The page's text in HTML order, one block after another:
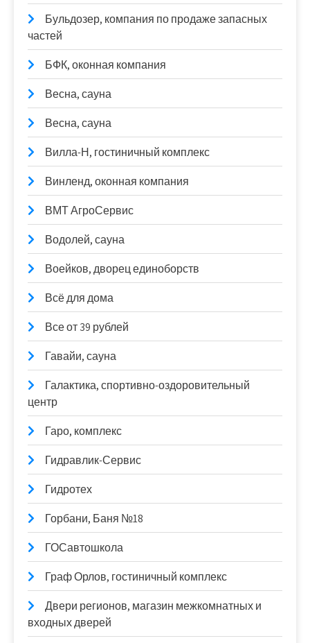
Бульдозер, компания по продаже запасных
частей
БФК, оконная компания
Весна, сауна
Весна, сауна
Вилла-Н, гостиничный комплекс
Винленд, оконная компания
ВМТ АгроСервис
Водолей, сауна
Воейков, дворец единоборств
Всё для дома
Все от 39 рублей
Гавайи, сауна
Галактика, спортивно-оздоровительный
центр
Гаро, комплекс
Гидравлик-Сервис
Гидротех
Горбани, Баня №18
ГОСавтошкола
Граф Орлов, гостиничный комплекс
Двери регионов, магазин межкомнатных и
входных дверей